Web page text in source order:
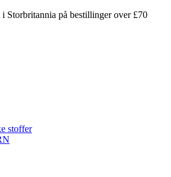
Storbritannia på bestillinger over £70
stoffer